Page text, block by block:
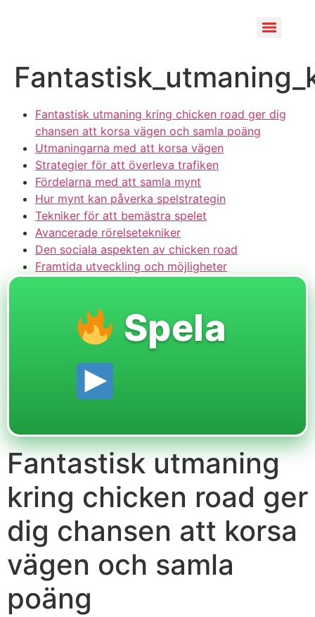
Fantastisk utmaning kring chicken road ger dig
chansen att korsa vägen och samla poäng
Utmaningarna med att korsa vägen
Strategier för att överleva trafiken
Fördelarna med att samla mynt
Hur mynt kan påverka spelstrategin
Tekniker för att bemästra spelet
Avancerade rörelsetekniker
Den sociala aspekten av chicken road
Framtida utveckling och möjligheter
Spela
Fantastisk utmaning
kring chicken road ger
dig chansen att korsa
vägen och samla
poäng